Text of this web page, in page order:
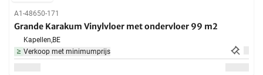
A1-48650-171
Grande Karakum Vinylvloer met ondervloer 99 m2
Kapellen,BE
Verkoop met minimumprijs